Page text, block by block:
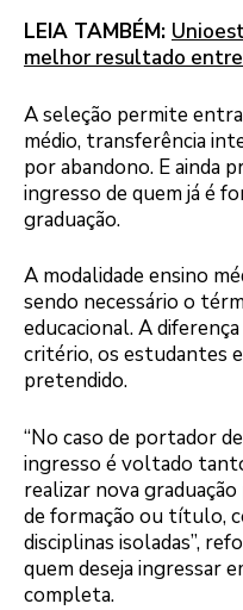
LEIA TAMBÉM:
melhor resultado
A seleção permite
médio, transferência
por abandono. E ainda
ingresso de quem já é
graduação.
A modalidade ensino
sendo necessário o
educacional. A
critério, os estudantes
pretendido.
“No caso de portador
ingresso é voltado
realizar nova
de formação ou título,
disciplinas isoladas”,
quem deseja ingressar
completa.